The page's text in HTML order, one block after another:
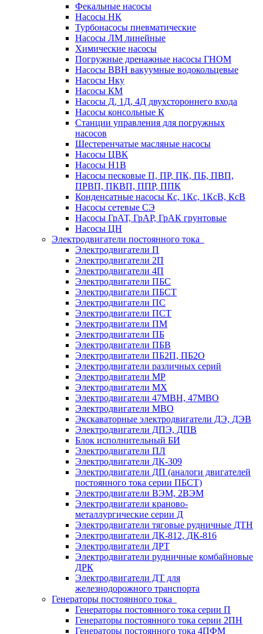
Фекальные насосы
Насосы НК
Турбонасосы пневматические
Насосы ЛМ линейные
Химические насосы
Погружные дренажные насосы ГНОМ
Насосы ВВН вакуумные водокольцевые
Насосы Нку
Насосы КМ
Насосы Д, 1Д, 4Д двухстороннего входа
Насосы консольные К
Станции управления для погружных
насосов
Шестеренчатые масляные насосы
Насосы ЦВК
Насосы Н1В
Насосы песковые П, ПР, ПК, ПБ, ПВП,
ПРВП, ПКВП, ППР, ППК
Конденсатные насосы Кс, 1Кс, 1КсВ, КсВ
Насосы сетевые СЭ
Насосы ГрАТ, ГрАР, ГрАК грунтовые
Насосы ЦН
Электродвигатели постоянного тока
Электродвигатели П
Электродвигатели 2П
Электродвигатели 4П
Электродвигатели ПБС
Электродвигатели ПБСТ
Электродвигатели ПС
Электродвигатели ПСТ
Электродвигатели ПМ
Электродвигатели ПБ
Электродвигатели ПБВ
Электродвигатели ПБ2П, ПБ2О
Электродвигатели различных серий
Электродвигатели МР
Электродвигатели MX
Электродвигатели 47MBH, 47МВО
Электродвигатели MBO
Экскаваторные электродвигатели ДЭ, ДЭВ
Электродвигатели ДПЭ, ДПВ
Блок исполнительный БИ
Электродвигатели ПЛ
Электродвигатели ДК-309
Электродвигатели ДП (аналоги двигателей
постоянного тока серии ПБСТ)
Электродвигатели ВЭМ, 2ВЭМ
Электродвигатели краново-
металлургические серии Д
Электродвигатели тяговые рудничные ДТН
Электродвигатели ДК-812, ДК-816
Электродвигатели ДРТ
Электродвигатели рудничные комбайновые
ДРК
Электродвигатели ДТ для
железнодорожного транспорта
Генераторы постоянного тока
Генераторы постоянного тока серии П
Генераторы постоянного тока серии 2ПН
Генераторы постоянного тока 4ПФМ